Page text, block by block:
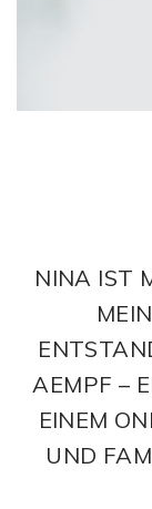
NINA IST
AEMPF –
EINEM
UND